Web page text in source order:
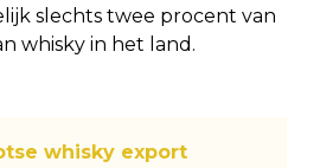
slechts twee procent van
whisky in het land.
whisky export